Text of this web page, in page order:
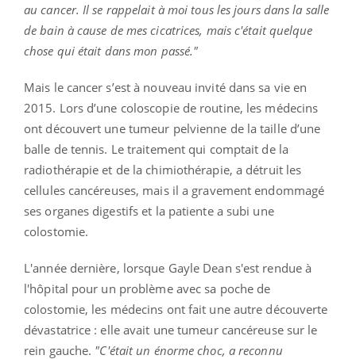
au cancer. Il se rappelait à moi tous les jours dans la salle
de bain à cause de mes cicatrices, mais c'était quelque
chose qui était dans mon passé."
Mais le cancer s’est à nouveau invité dans sa vie en
2015. Lors d’une coloscopie de routine, les médecins
ont découvert une tumeur pelvienne de la taille d’une
balle de tennis. Le traitement qui comptait de la
radiothérapie et de la chimiothérapie, a détruit les
cellules cancéreuses, mais il a gravement endommagé
ses organes digestifs et la patiente a subi une
colostomie.
L'année dernière, lorsque Gayle Dean s'est rendue à
l'hôpital pour un problème avec sa poche de
colostomie, les médecins ont fait une autre découverte
dévastatrice : elle avait une tumeur cancéreuse sur le
rein gauche. "C'était un énorme choc, a reconnu